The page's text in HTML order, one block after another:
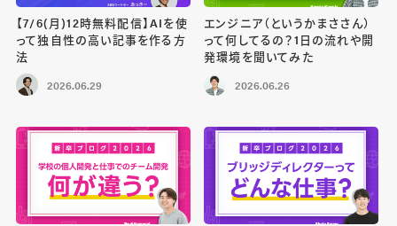
【7/6(月)12時無料配信】AIを使
って独自性の高い記事を作る方
法
2026.06.29
エンジニア（というかまささん）
って何してるの？1日の流れや開
発環境を聞いてみた
2026.06.26